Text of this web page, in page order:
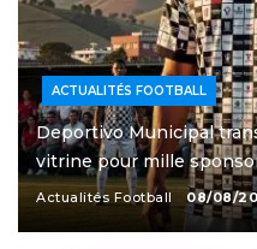
ACTUALITÉS FOOTBALL
Deportivo Municipal
vitrine pour mille
Actualités Football 08/08/